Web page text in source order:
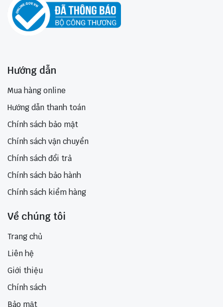
Hướng dẫn
Mua hàng online
Hướng dẫn thanh toán
Chính sách bảo mật
Chính sách vận chuyển
Chính sách đổi trả
Chính sách bảo hành
Chính sách kiểm hàng
Về chúng tôi
Trang chủ
Liên hệ
Giới thiệu
Chính sách
Bảo mật